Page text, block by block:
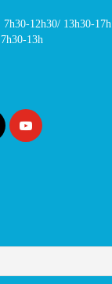
12h30/ 13h30-17h
13h